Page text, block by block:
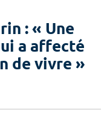
: « Une
a affecté
de vivre »